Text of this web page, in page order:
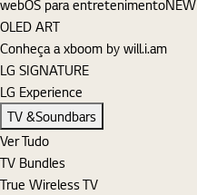
webOS para entretenimentoNEW
OLED ART
Conheça a xboom by will.i.am
LG SIGNATURE
LG Experience
TV &Soundbars
Ver Tudo
TV Bundles
True Wireless TV